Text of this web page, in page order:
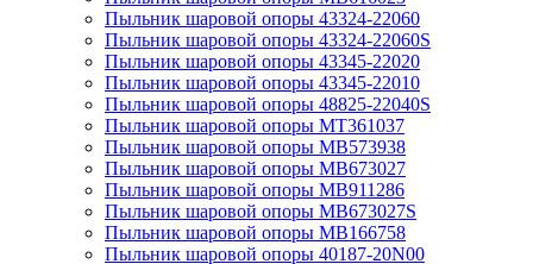
Пыльник шаровой опоры 43324-22060
Пыльник шаровой опоры 43324-22060S
Пыльник шаровой опоры 43345-22020
Пыльник шаровой опоры 43345-22010
Пыльник шаровой опоры 48825-22040S
Пыльник шаровой опоры MT361037
Пыльник шаровой опоры MB573938
Пыльник шаровой опоры MB673027
Пыльник шаровой опоры MB911286
Пыльник шаровой опоры MB673027S
Пыльник шаровой опоры MB166758
Пыльник шаровой опоры 40187-20N00